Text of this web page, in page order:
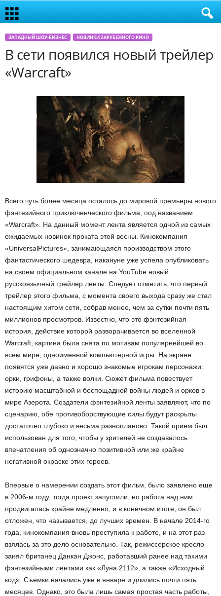
ЗАПАДНЫЙ ШОУ-БИЗНЕС НОВИНКИ ЗАРУБЕЖНОГО КИНО
В сети появился новый трейлер
«Warcraft»
Всего чуть более месяца осталось до мировой премьеры нового
фэнтезийного приключенческого фильма, под названием
«Warcraft». На данный момент лента является одной из самых
ожидаемых новинок проката этой весны. Кинокомпания
«UniversalPictures», занимающаяся производством этого
фантастического шедевра, накануне уже успела опубликовать
на своем официальном канале на YouTube новый
русскоязычный трейлер ленты. Следует отметить, что первый
трейлер этого фильма, с момента своего выхода сразу же стал
настоящим хитом сети, собрав менее, чем за сутки почти пять
миллионов просмотров. Известно, что это фэнтезийная
история, действие которой разворачивается во вселенной
Warcraft, картина была снята по мотивам популярнейшей во
всем мире, одноименной компьютерной игры. На экране
появятся уже давно и хорошо знакомые игрокам персонажи:
орки, грифоны, а также волки. Сюжет фильма повествует
историю масштабной и беспощадной войны людей и орков в
мире Азерота. Создатели фэнтезийной ленты заявляют, что по
сценарию, обе противоборствующие силы будут раскрыты
достаточно глубоко и весьма разнопланово. Такой прием был
использован для того, чтобы у зрителей не создавалось
впечатления об однозначно позитивной или же крайне
негативной окраске этих героев.
Впервые о намерении создать этот фильм, было заявлено еще
в 2006-м году, тогда проект запустили, но работа над ним
продвигалась крайне медленно, и в конечном итоге, он был
отложен, что называется, до лучших времен. В начале 2014-го
года, кинокомпания вновь преступила к работе, и на этот раз
взялась за это дело основательно. Так, режиссерское кресло
занял британец Данкан Джонс, работавший ранее над такими
фэнтезийными лентами как «Луна 2112», а также «Исходный
код». Съемки начались уже в январе и длились почти пять
месяцев. Однако, это была лишь самая простая часть работы,